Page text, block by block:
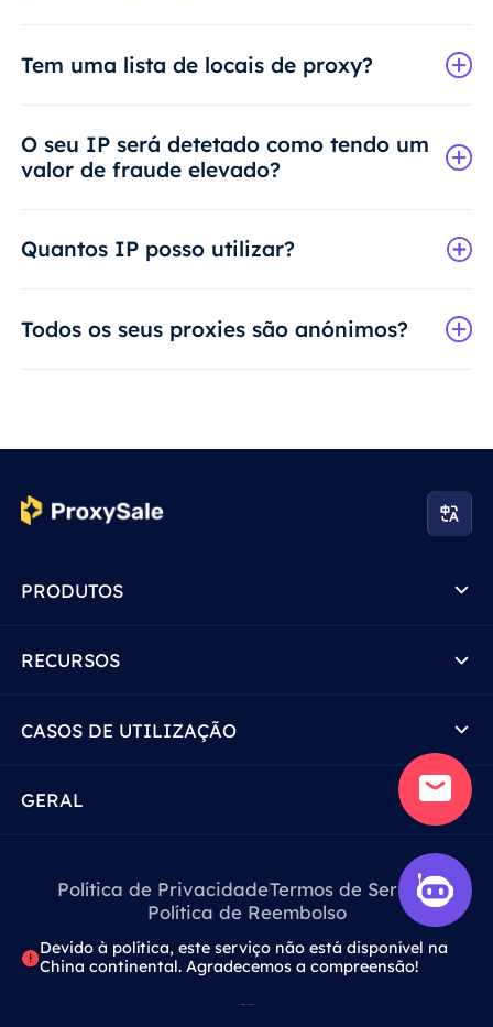
Tem uma lista de locais de proxy?
O seu IP será detetado como tendo um
valor de fraude elevado?
Quantos IP posso utilizar?
Todos os seus proxies são anónimos?
PRODUTOS
RECURSOS
CASOS DE UTILIZAÇÃO
GERAL
Política de PrivacidadeTermos de Serviço
Política de Reembolso
Devido à política, este serviço não está disponível na
China continental. Agradecemos a compreensão!